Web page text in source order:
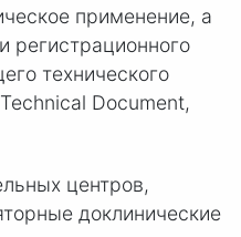
применение, а
регистрационного
технического
Document,
центров,
доклинические